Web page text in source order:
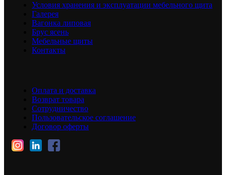
Условия хранения и эксплуатации мебельного щита
Галерея
Вагонка липовая
Брус ясень
Мебельные щиты
Контакты
Оплата и доставка
Возврат товара
Сотрудничество
Пользовательское соглашение
Договор оферты